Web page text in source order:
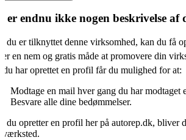
er endnu ikke nogen beskrivelse af
du er tilknyttet denne virksomhed, kan du få
er en nem og gratis måde at promovere din
du har oprettet en profil får du mulighed for at:
Modtage en mail hver gang du har modtaget
Besvare alle dine bedømmelser.
du opretter en profil her på autorep.dk, bliver